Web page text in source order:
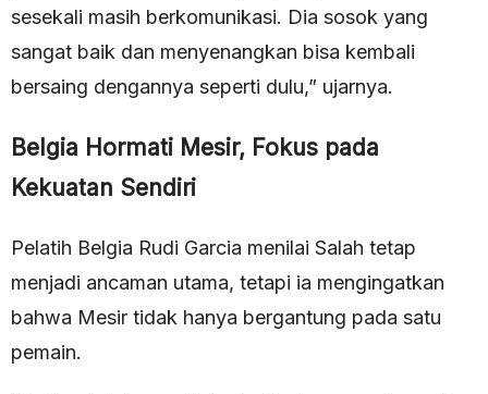
sesekali masih berkomunikasi. Dia sosok yang
sangat baik dan menyenangkan bisa kembali
bersaing dengannya seperti dulu,” ujarnya.
Belgia Hormati Mesir, Fokus pada
Kekuatan Sendiri
Pelatih Belgia Rudi Garcia menilai Salah tetap
menjadi ancaman utama, tetapi ia mengingatkan
bahwa Mesir tidak hanya bergantung pada satu
pemain.